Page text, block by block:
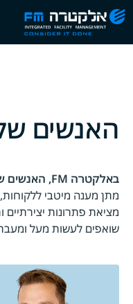
Skip
to
אלקטרה
Consider
האנשים
באלקטרה FM, האנשים שלנו עושים מעל ומעבר
מתן מענה מיטבי ללקוחות,
מציאת פתרונות
שואפים לעשות מעל